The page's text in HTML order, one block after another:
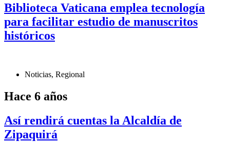
Biblioteca Vaticana emplea tecnología
para facilitar estudio de manuscritos
históricos
Noticias, Regional
Hace 6 años
Así rendirá cuentas la Alcaldía de
Zipaquirá